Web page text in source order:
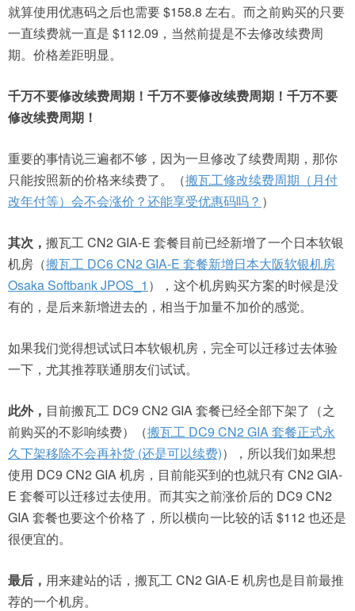
就算使用优惠码之后也需要 $158.8 左右。而之前购买的只要
一直续费就一直是 $112.09，当然前提是不去修改续费周
期。价格差距明显。
千万不要修改续费周期！千万不要修改续费周期！千万不要
修改续费周期！
重要的事情说三遍都不够，因为一旦修改了续费周期，那你
只能按照新的价格来续费了。（搬瓦工修改续费周期（月付
改年付等）会不会涨价？还能享受优惠码吗？ ）
其次， 搬瓦工 CN2 GIA-E 套餐目前已经新增了一个日本软银
机房（搬瓦工 DC6 CN2 GIA-E 套餐新增日本大阪软银机房
Osaka Softbank JPOS_1 ），这个机房购买方案的时候是没
有的，是后来新增进去的，相当于加量不加价的感觉。
如果我们觉得想试试日本软银机房，完全可以迁移过去体验
一下，尤其推荐联通朋友们试试。
此外， 目前搬瓦工 DC9 CN2 GIA 套餐已经全部下架了（之
前购买的不影响续费）（搬瓦工 DC9 CN2 GIA 套餐正式永
久下架移除不会再补货 (还是可以续费)），所以我们如果想
使用 DC9 CN2 GIA 机房，目前能买到的也就只有 CN2 GIA-
E 套餐可以迁移过去使用。而其实之前涨价后的 DC9 CN2
GIA 套餐也要这个价格了，所以横向一比较的话 $112 也还是
很便宜的。
最后， 用来建站的话，搬瓦工 CN2 GIA-E 机房也是目前最推
荐的一个机房。